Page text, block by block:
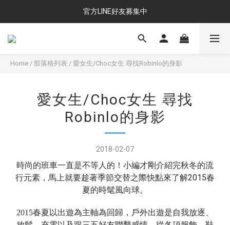
官方LINE好友募集中
Home / 部落格列表 / 愛女生/Choc女生 尋找Robinlo的身影
愛女生/Choc女生 尋找
Robinlo的身影
2018-02-07
時尚的班車一直是不等人的！小編才剛介紹完秋冬的流
行元素，馬上就要趁著季節交替之際快點來了解2015春
夏的時髦風向球。
2015春夏以出遊為主軸為回歸，戶外出遊是自我放逐、